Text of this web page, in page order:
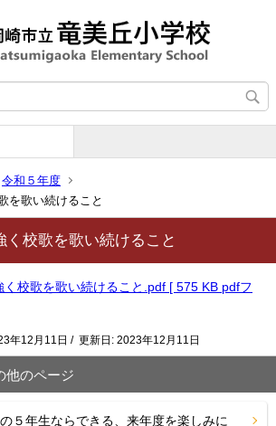
令和５年度
歌い続けること
校歌を歌い続けること
校歌を歌い続けること.pdf [ 575 KB pdfフ
年12月11日 / 更新日: 2023年12月11日
他のページ
５年生ならできる、来年度を楽しみに